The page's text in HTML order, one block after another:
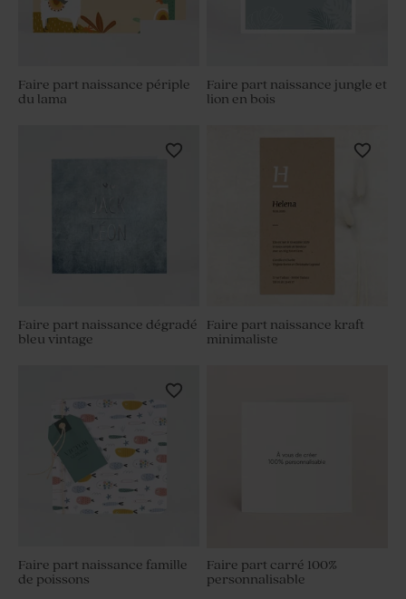
Faire part carré 100%
personnalisable
Faire part naissance périple
du lama
Faire part naissance jungle et
lion en bois
Faire part naissance dégradé
bleu vintage
Faire part naissance kraft
minimaliste
Faire part naissance famille
de poissons